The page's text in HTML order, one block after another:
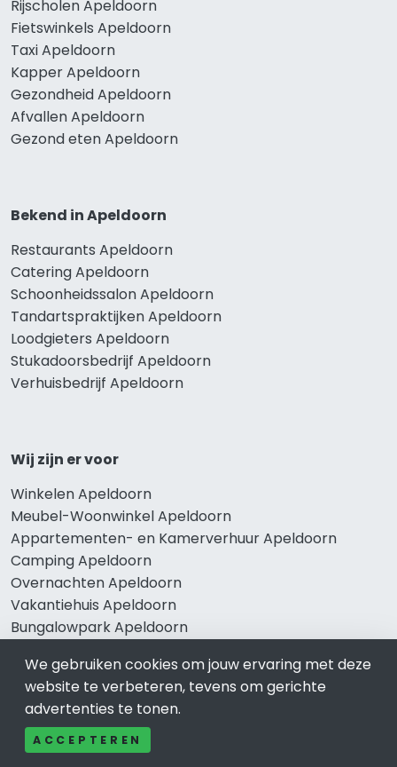
Rijscholen Apeldoorn
Fietswinkels Apeldoorn
Taxi Apeldoorn
Kapper Apeldoorn
Gezondheid Apeldoorn
Afvallen Apeldoorn
Gezond eten Apeldoorn
Bekend in Apeldoorn
Restaurants Apeldoorn
Catering Apeldoorn
Schoonheidssalon Apeldoorn
Tandartspraktijken Apeldoorn
Loodgieters Apeldoorn
Stukadoorsbedrijf Apeldoorn
Verhuisbedrijf Apeldoorn
Wij zijn er voor
Winkelen Apeldoorn
Meubel-Woonwinkel Apeldoorn
Appartementen- en Kamerverhuur Apeldoorn
Camping Apeldoorn
Overnachten Apeldoorn
Vakantiehuis Apeldoorn
Bungalowpark Apeldoorn
Thema’s
Klussenbedrijf Apeldoorn
We gebruiken cookies om jouw ervaring met deze
website te verbeteren, tevens om gerichte
advertenties te tonen.
ACCEPTEREN